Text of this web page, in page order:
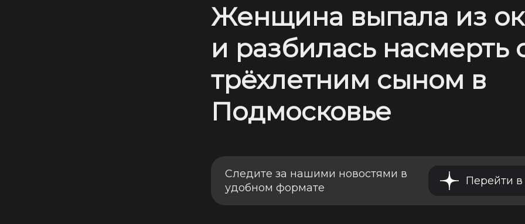
Женщина выпала из
и разбилась насмерть
трёхлетним сыном в
Подмосковье
Следите за нашими новостями в
удобном формате
Перейти в